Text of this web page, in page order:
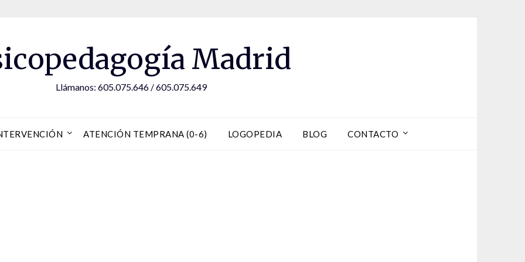
Madrid
Llámanos: 605.075.646 / 605.075.649
ATENCIÓN TEMPRANA (0-6) LOGOPEDIA BLOG CONTACTO